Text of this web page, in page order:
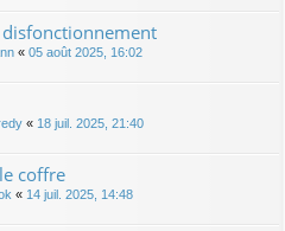
disfonctionnement
« 05 août 2025, 16:02
« 18 juil. 2025, 21:40
coffre
« 14 juil. 2025, 14:48